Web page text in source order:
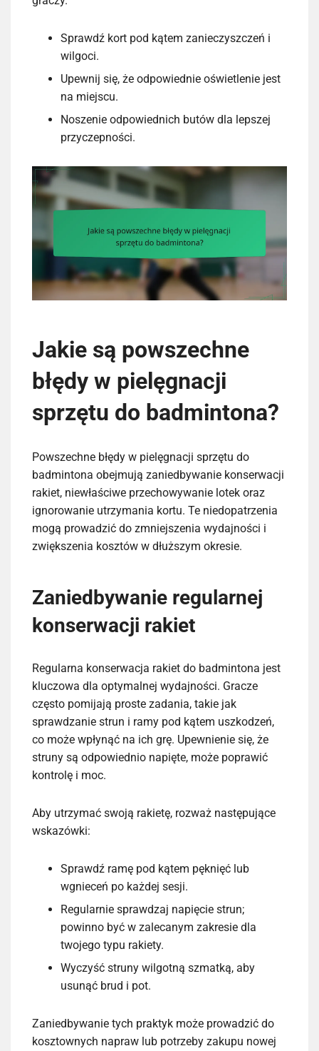
Sprawdź kort pod kątem zanieczyszczeń i
wilgoci.
Upewnij się, że odpowiednie oświetlenie jest
na miejscu.
Noszenie odpowiednich butów dla lepszej
przyczepności.
Jakie są powszechne
błędy w pielęgnacji
sprzętu do badmintona?
Powszechne błędy w pielęgnacji sprzętu do
badmintona obejmują zaniedbywanie konserwacji
rakiet, niewłaściwe przechowywanie lotek oraz
ignorowanie utrzymania kortu. Te niedopatrzenia
mogą prowadzić do zmniejszenia wydajności i
zwiększenia kosztów w dłuższym okresie.
Zaniedbywanie regularnej
konserwacji rakiet
Regularna konserwacja rakiet do badmintona jest
kluczowa dla optymalnej wydajności. Gracze
często pomijają proste zadania, takie jak
sprawdzanie strun i ramy pod kątem uszkodzeń,
co może wpłynąć na ich grę. Upewnienie się, że
struny są odpowiednio napięte, może poprawić
kontrolę i moc.
Aby utrzymać swoją rakietę, rozważ następujące
wskazówki:
Sprawdź ramę pod kątem pęknięć lub
wgnieceń po każdej sesji.
Regularnie sprawdzaj napięcie strun;
powinno być w zalecanym zakresie dla
twojego typu rakiety.
Wyczyść struny wilgotną szmatką, aby
usunąć brud i pot.
Zaniedbywanie tych praktyk może prowadzić do
kosztownych napraw lub potrzeby zakupu nowej